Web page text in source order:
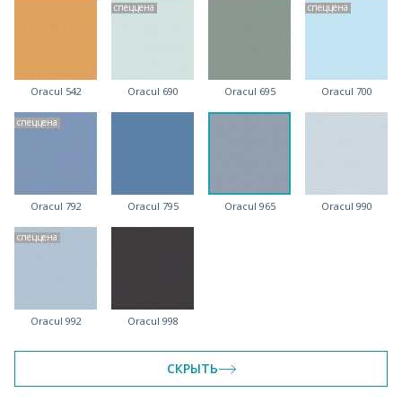
Oracul 542
спеццена
Oracul 690 Oracul 695
спеццена
Oracul 700
спеццена
Oracul 792 Oracul 795 Oracul 965 Oracul 990
спеццена
Oracul 992 Oracul 998
СКРЫТЬ